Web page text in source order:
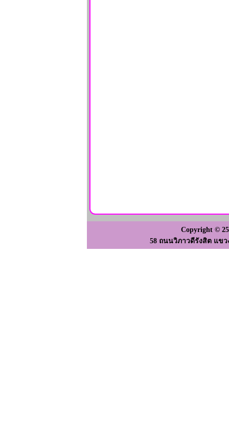
Copyright ©
58 ถนนวิภาวดีรังสิต แขว